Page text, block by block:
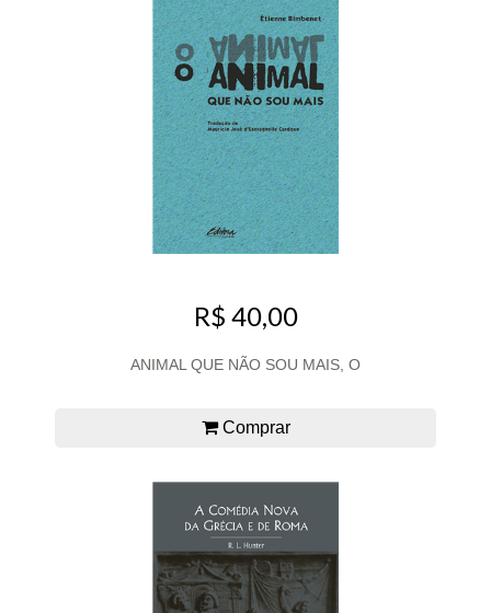
R$ 40,00
ANIMAL QUE NÃO SOU MAIS, O
Comprar